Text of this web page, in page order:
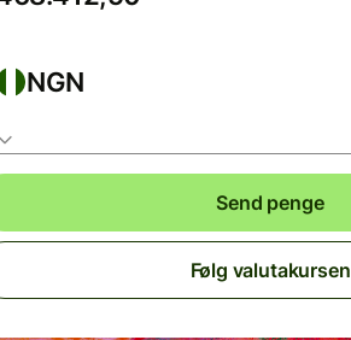
NGN
Send penge
Følg valutakursen